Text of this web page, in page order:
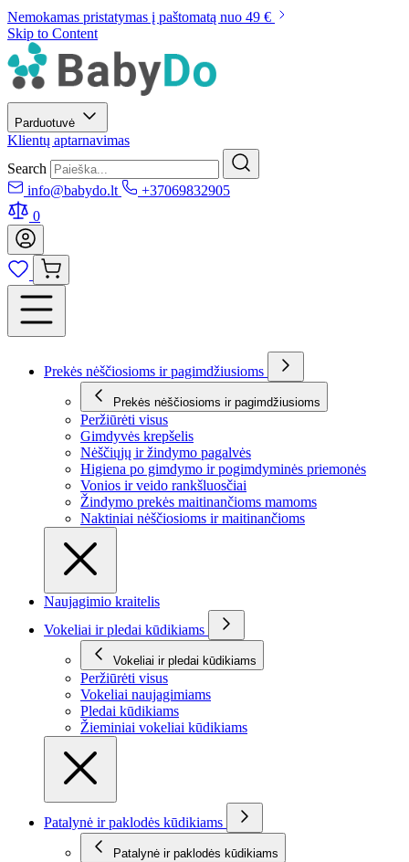
Nemokamas pristatymas į paštomatą nuo 49 €
Skip to Content
Parduotuvė
Klientų aptarnavimas
Search
info@babydo.lt
+37069832905
0
Prekės nėščiosioms ir pagimdžiusioms
Prekės nėščiosioms ir pagimdžiusioms
Peržiūrėti visus
Gimdyvės krepšelis
Nėščiųjų ir žindymo pagalvės
Higiena po gimdymo ir pogimdyminės priemonės
Vonios ir veido rankšluosčiai
Žindymo prekės maitinančioms mamoms
Naktiniai nėščiosioms ir maitinančioms
Naujagimio kraitelis
Vokeliai ir pledai kūdikiams
Vokeliai ir pledai kūdikiams
Peržiūrėti visus
Vokeliai naujagimiams
Pledai kūdikiams
Žieminiai vokeliai kūdikiams
Patalynė ir paklodės kūdikiams
Patalynė ir paklodės kūdikiams